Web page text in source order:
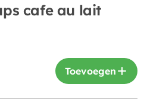
cafe au lait
Toevoegen